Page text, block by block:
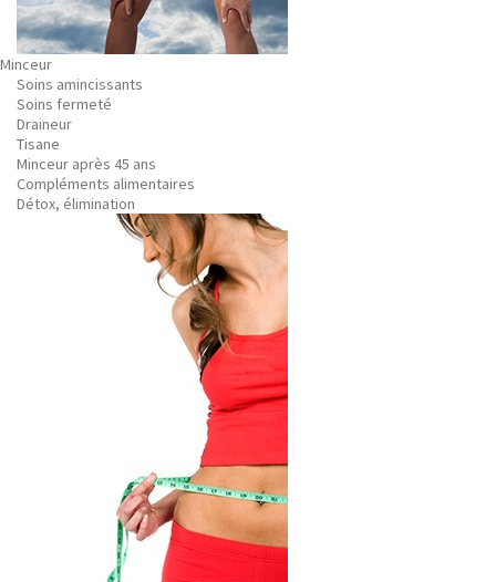
Minceur
Soins amincissants
Soins fermeté
Draineur
Tisane
Minceur après 45 ans
Compléments alimentaires
Détox, élimination